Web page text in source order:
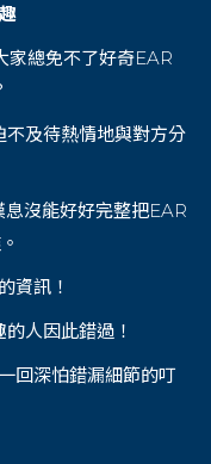
家總免不了好奇EAR
及待熱情地與對方分
沒能好好完整把EAR
資訊！
人因此錯過！
回深怕錯漏細節的叮